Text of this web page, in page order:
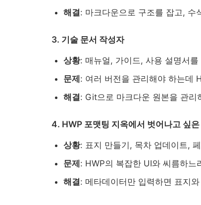
해결: 마크다운으로 구조를 잡고, 수
3. 기술 문서 작성자
상황: 매뉴얼, 가이드, 사용 설명서를
문제: 여러 버전을 관리해야 하는데
해결: Git으로 마크다운 원본을 관리
4. HWP 포맷팅 지옥에서 벗어나고 싶
상황: 표지 만들기, 목차 업데이트,
문제: HWP의 복잡한 UI와 씨름하느
해결: 메타데이터만 입력하면 표지